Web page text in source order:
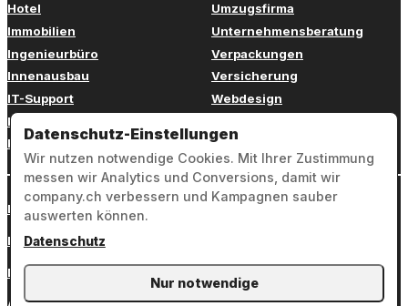
Hotel
Immobilien
Ingenieurbüro
Innenausbau
IT-Support
Kinderbetreuung
Kosmetik
Umzugsfirma
Unternehmensberatung
Verpackungen
Versicherung
Webdesign
Zahnarzt
Login
Impressum
Datenschutz
Datenschutz-Einstellungen
Wir nutzen notwendige Cookies. Mit Ihrer Zustimmung
messen wir Analytics und Conversions, damit wir
company.ch verbessern und Kampagnen sauber
auswerten können.
Datenschutz
Nur notwendige